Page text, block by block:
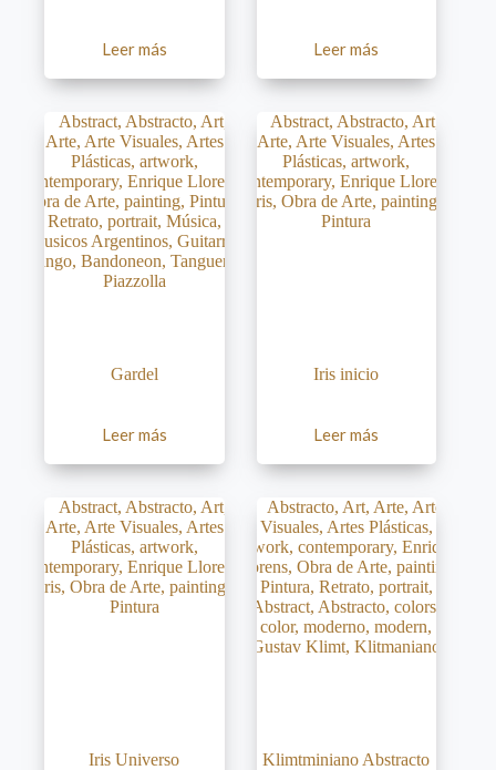
Leer más Leer más
Gardel
Leer más
Iris inicio
Leer más
Iris Universo Klimtminiano Abstracto